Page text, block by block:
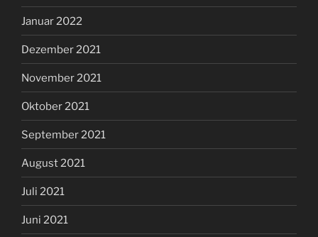
Januar 2022
Dezember 2021
November 2021
Oktober 2021
September 2021
August 2021
Juli 2021
Juni 2021